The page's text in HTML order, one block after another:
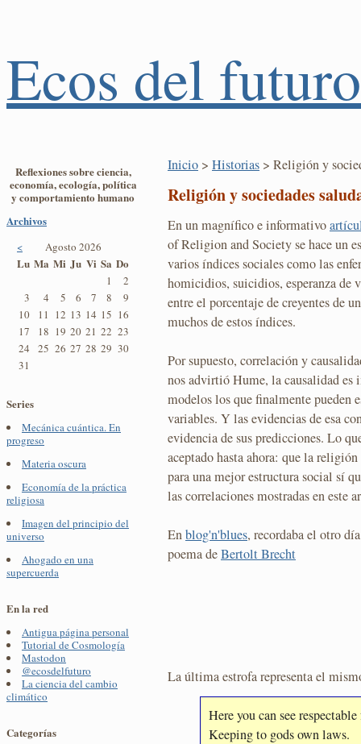
Ecos del futuro
Reflexiones sobre ciencia,
economía, ecología, política
y comportamiento humano
Archivos
< Agosto 2026
Lu Ma Mi Ju Vi Sa Do
1
2
3
4 5 6 7 8
9
10
11 12 13 14 15 16
17
18 19 20 21 22 23
24
25 26 27 28 29 30
31
Series
Mecánica cuántica. En
progreso
Materia oscura
Economía de la práctica
religiosa
Imagen del principio del
universo
Ahogado en una
supercuerda
En la red
Antigua página personal
Tutorial de Cosmología
Mastodon
@ecosdelfuturo
La ciencia del cambio
climático
Categorías
Inicio > Historias > Religión y
Religión y sociedades
En un magnífico e informativo
of Religion and Society se hace un
varios índices sociales como las
homicidios, suicidios, esperanza de
entre el porcentaje de creyentes de
muchos de estos índices.
Por supuesto, correlación y
nos advirtió Hume, la causalidad es
modelos los que finalmente pueden
variables. Y las evidencias de esa
evidencia de sus predicciones. Lo
aceptado hasta ahora: que la
para una mejor estructura social sí
las correlaciones mostradas en este
Enblog'n'blues, recordaba el otro
poema deBertolt Brecht
La última estrofa representa el
Here you can see
Keeping to gods own laws.